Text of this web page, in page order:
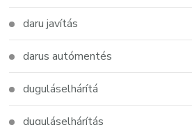
daru javítás
darus autómentés
duguláselhárítá
duguláselhárítás